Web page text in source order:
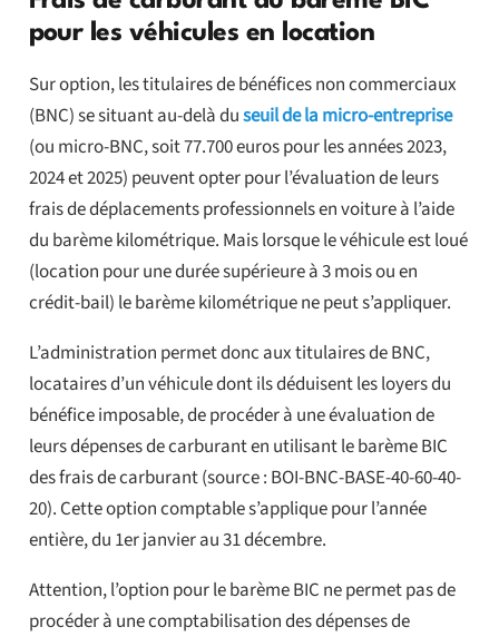
pour les véhicules en location
Sur option, les titulaires de bénéfices non commerciaux
(BNC) se situant au-delà duseuil de la micro-entreprise
(ou micro-BNC, soit 77.700 euros pour les années 2023,
2024 et 2025) peuvent opter pour l’évaluation de leurs
frais de déplacements professionnels en voiture à l’aide
du barème kilométrique. Mais lorsque le véhicule est loué
(location pour une durée supérieure à 3 mois ou en
crédit-bail) le barème kilométrique ne peut s’appliquer.
L’administration permet donc aux titulaires de BNC,
locataires d’un véhicule dont ils déduisent les loyers du
bénéfice imposable, de procéder à une évaluation de
leurs dépenses de carburant en utilisant le barème BIC
des frais de carburant (source : BOI-BNC-BASE-40-60-40-
20). Cette option comptable s’applique pour l’année
entière, du 1er janvier au 31 décembre.
Attention, l’option pour le barème BIC ne permet pas de
procéder à une comptabilisation des dépenses de